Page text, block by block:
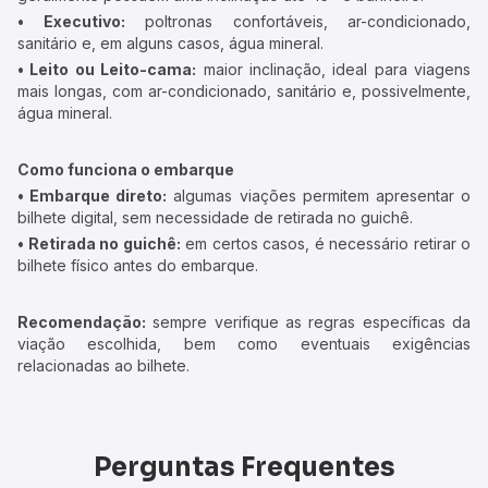
• Executivo: poltronas confortáveis, ar-condicionado,
sanitário e, em alguns casos, água mineral.
• Leito ou Leito-cama: maior inclinação, ideal para viagens
mais longas, com ar-condicionado, sanitário e, possivelmente,
água mineral.
Como funciona o embarque
• Embarque direto: algumas viações permitem apresentar o
bilhete digital, sem necessidade de retirada no guichê.
• Retirada no guichê: em certos casos, é necessário retirar o
bilhete físico antes do embarque.
Recomendação: sempre verifique as regras específicas da
viação escolhida, bem como eventuais exigências
relacionadas ao bilhete.
Perguntas Frequentes